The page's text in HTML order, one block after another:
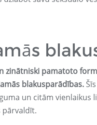
zinātniski pamatoto
blakusparādības.
un citām vienlaikus
pārvaldīt.